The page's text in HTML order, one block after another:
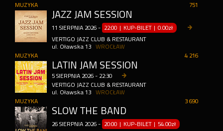
751
MUZYKA
JAZZ JAM SESSION
11 SIERPNIA 2026 - 22:00 | KUP-BILET |0.00zł
VERTIGO JAZZ CLUB & RESTAURANT
ul. Oławska 13
WROCŁAW
4 216
MUZYKA
LATIN JAM SESSION
5 SIERPNIA 2026 - 22:30
VERTIGO JAZZ CLUB & RESTAURANT
ul. Oławska 13
WROCŁAW
3 690
MUZYKA
SLOW THE BAND
26 SIERPNIA 2026 - 20:00 | KUP-BILET | 54.00zł